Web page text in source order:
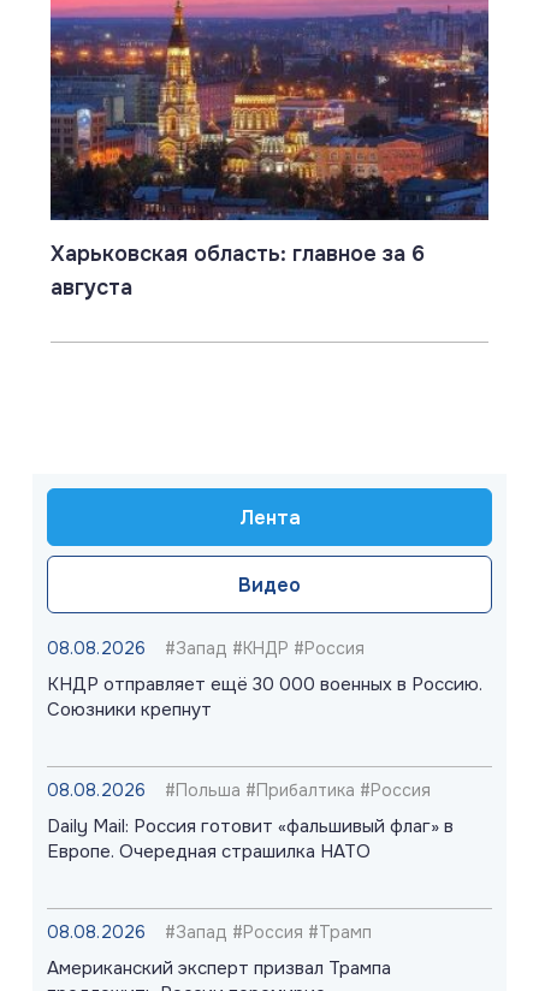
Лента
Видео
08.08.2026 #Запад #КНДР #Россия
КНДР отправляет ещё 30 000 военных в Россию.
Союзники крепнут
08.08.2026 #Польша #Прибалтика #Россия
Daily Mail: Россия готовит «фальшивый флаг» в
Европе. Очередная страшилка НАТО
08.08.2026 #Запад #Россия #Трамп
Американский эксперт призвал Трампа
Харьковская область: главное за 6
августа